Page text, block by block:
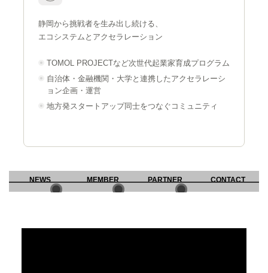
静岡から挑戦者を生み出し続ける、
エコシステムとアクセラレーション
TOMOL PROJECTなど次世代起業家育成プログラム
自治体・金融機関・大学と連携したアクセラレーシ
ョン企画・運営
地方発スタートアップ同士をつなぐコミュニティ
NEWS MEMBER PARTNER CONTACT